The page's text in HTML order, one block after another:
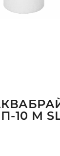
10 М